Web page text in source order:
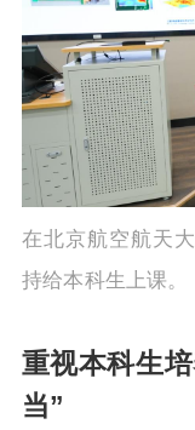
在北京航空航天
持给本科生上课。
重视本科生
当”